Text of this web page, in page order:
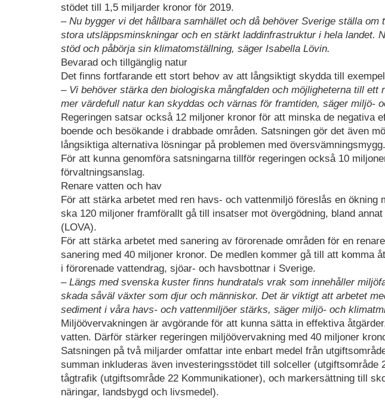
stödet till 1,5 miljarder kronor för 2019.
– Nu bygger vi det hållbara samhället och då behöver Sverige ställa
stora utsläppsminskningar och en stärkt laddinfrastruktur i hela landet.
stöd och påbörja sin klimatomställning, säger Isabella Lövin.
Bevarad och tillgänglig natur
Det finns fortfarande ett stort behov av att långsiktigt skydda till
– Vi behöver stärka den biologiska mångfalden och möjligheterna till
mer värdefull natur kan skyddas och värnas för framtiden, säger miljö-
Regeringen satsar också 12 miljoner kronor för att minska de negativa
boende och besökande i drabbade områden. Satsningen gör det även
långsiktiga alternativa lösningar på problemen med översvämningsmygg.
För att kunna genomföra satsningarna tillför regeringen också 10
förvaltningsanslag.
Renare vatten och hav
För att stärka arbetet med ren havs- och vattenmiljö föreslås en ökning
ska 120 miljoner framförallt gå till insatser mot övergödning, bland
(LOVA).
För att stärka arbetet med sanering av förorenade områden för en
sanering med 40 miljoner kronor. De medlen kommer gå till att komma
i förorenade vattendrag, sjöar- och havsbottnar i Sverige.
– Längs med svenska kuster finns hundratals vrak som innehåller
skada såväl växter som djur och människor. Det är viktigt att arbetet
sediment i våra havs- och vattenmiljöer stärks, säger miljö- och
Miljöövervakningen är avgörande för att kunna sätta in effektiva
vatten. Därför stärker regeringen miljöövervakning med 40 miljoner
Satsningen på två miljarder omfattar inte enbart medel från
summan inkluderas även investeringsstödet till solceller (utgiftsområde
tågtrafik (utgiftsområde 22 Kommunikationer), och markersättning till
näringar, landsbygd och livsmedel).